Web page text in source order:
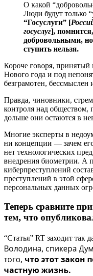
О какой
Люди будут только
“Госуслуги” [
госуслуг],
добровольными,
ступить нельзя.
Короче говоря, принятый
Нового года и под
безграмотен,
Правда, чиновники,
контроля над обществом,
дольше они остаются в
Многие эксперты в
ни концепции — зачем
нет технологических
внедрения биометрии. А
киберпреступлений
преступлений в этой
персональных данных
Теперь сравните
тем, что
“Статья” RT заходит так
Володина, спикера
того, что этот
частную жизнь.